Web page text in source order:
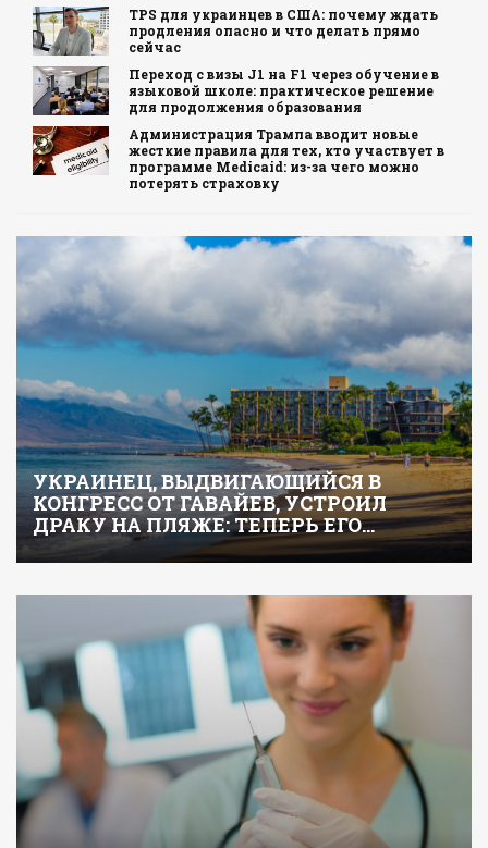
TPS для украинцев в США: почему ждать
продления опасно и что делать прямо
сейчас
Переход с визы J1 на F1 через обучение в
языковой школе: практическое решение
для продолжения образования
Администрация Трампа вводит новые
жесткие правила для тех, кто участвует в
программе Medicaid: из-за чего можно
потерять страховку
УКРАИНЕЦ, ВЫДВИГАЮЩИЙСЯ В
КОНГРЕСС ОТ ГАВАЙЕВ, УСТРОИЛ
ДРАКУ НА ПЛЯЖЕ: ТЕПЕРЬ ЕГО…